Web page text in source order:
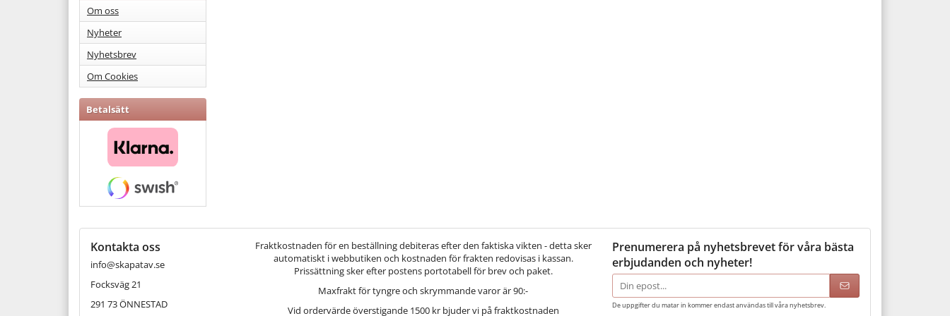
Om oss
Nyheter
Nyhetsbrev
Om Cookies
Betalsätt
Kontakta oss
info@skapatav.se
Focksväg 21
291 73 ÖNNESTAD
Fraktkostnaden för en beställning debiteras efter den faktiska vikten - detta sker
automatiskt i webbutiken och kostnaden för frakten redovisas i kassan.
Prissättning sker efter postens portotabell för brev och paket.
Maxfrakt för tyngre och skrymmande varor är 90:-
Vid ordervärde överstigande 1500 kr bjuder vi på fraktkostnaden
Prenumerera på nyhetsbrevet för våra bästa
erbjudanden och nyheter!
E-
postadress
De uppgifter du matar in kommer endast användas till våra nyhetsbrev.